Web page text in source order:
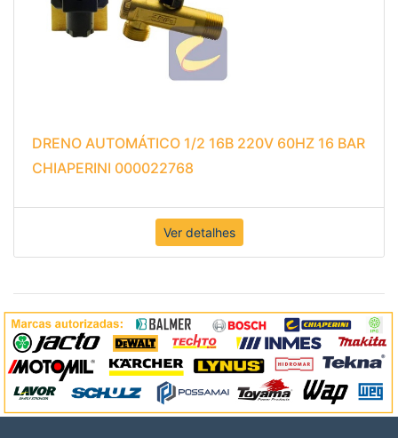
DRENO AUTOMÁTICO 1/2 16B 220V 60HZ 16 BAR
CHIAPERINI 000022768
Ver detalhes